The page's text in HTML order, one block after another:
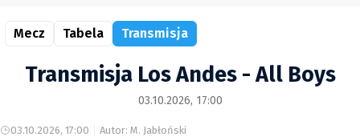
Mecz Tabela Transmisja
Transmisja Los Andes - All Boys
03.10.2026, 17:00
03.10.2026, 17:00 Autor: M. Jabłoński